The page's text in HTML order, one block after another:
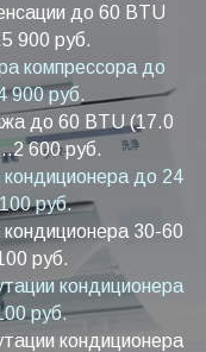
до 60 BTU
900 руб.
компрессора до
900 руб.
до 60 BTU (17.0
600 руб.
кондиционера до 24
руб.
кондиционера 30-60
руб.
кондиционера
руб.
кондиционера